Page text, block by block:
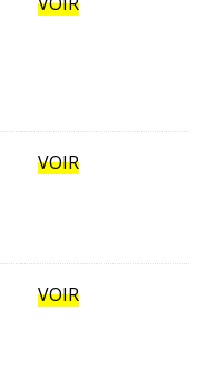
VOIR
VOIR